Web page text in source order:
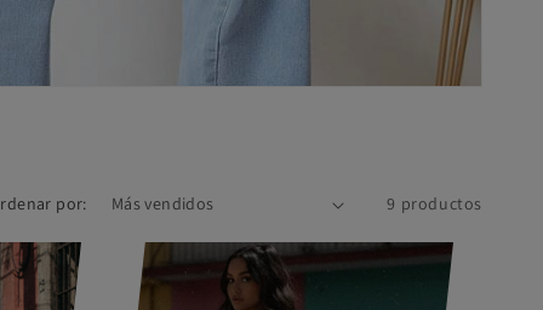
por: 9 productos